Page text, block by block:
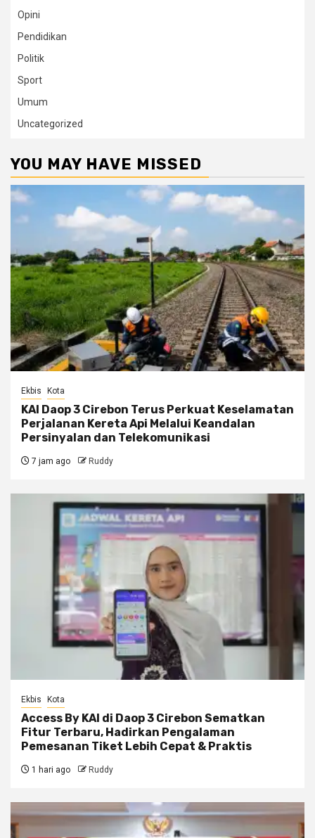
Opini
Pendidikan
Politik
Sport
Umum
Uncategorized
YOU MAY HAVE MISSED
Ekbis Kota
KAI Daop 3 Cirebon Terus Perkuat Keselamatan
Perjalanan Kereta Api Melalui Keandalan
Persinyalan dan Telekomunikasi
7 jam ago Ruddy
Ekbis Kota
Access By KAI di Daop 3 Cirebon Sematkan
Fitur Terbaru, Hadirkan Pengalaman
Pemesanan Tiket Lebih Cepat & Praktis
1 hari ago Ruddy